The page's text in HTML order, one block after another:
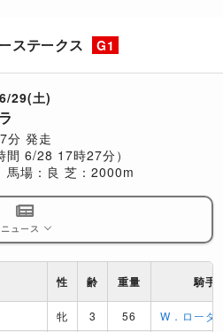
ステークス G1
29(土)
分 発走
間 6/28 17時27分）
馬場：良 芝：2000m
ニュース
性 齢 重量 騎手
牝 3 56
W．ローダ